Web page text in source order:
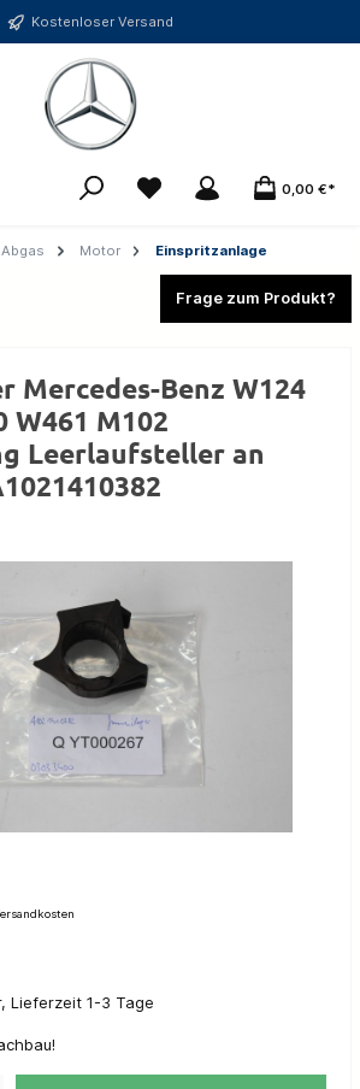
Kostenloser Versand
0,00 €*
Motor Einspritzanlage
Frage zum Produkt?
Mercedes-Benz W124
W461 M102
Leerlaufsteller an
Lieferzeit 1-3 Tage